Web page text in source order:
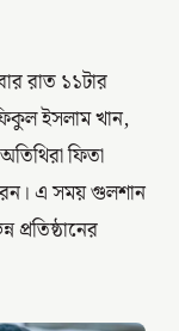
রাত ১১টার
ইসলাম খান,
ফিতা
এ সময় গুলশান
প্রতিষ্ঠানের